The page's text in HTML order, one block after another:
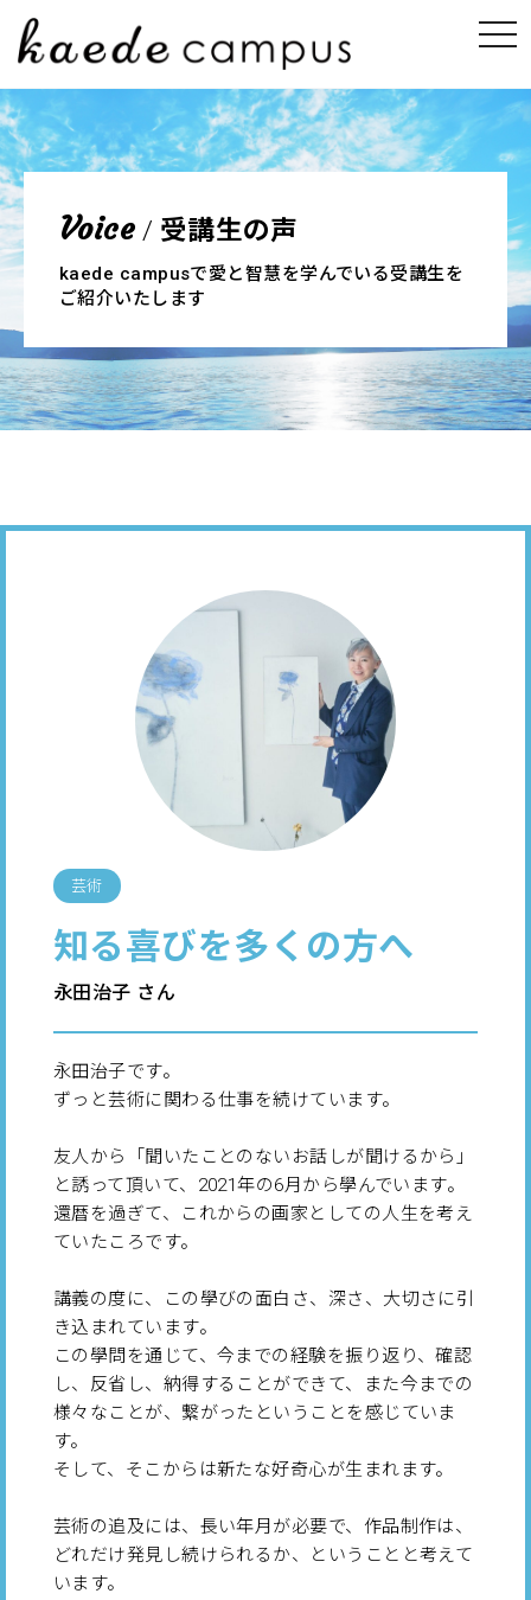
Voice / 受講生の声
kaede campusで愛と智慧を学んでいる受講生を
ご紹介いたします
芸術
知る喜びを多くの方へ
永田治子 さん
永田治子です。
ずっと芸術に関わる仕事を続けています。
友人から「聞いたことのないお話しが聞けるから」
と誘って頂いて、2021年の6月から學んでいます。
還暦を過ぎて、これからの画家としての人生を考え
ていたころです。
講義の度に、この學びの面白さ、深さ、大切さに引
き込まれています。
この學問を通じて、今までの経験を振り返り、確認
し、反省し、納得することができて、また今までの
様々なことが、繋がったということを感じていま
す。
そして、そこからは新たな好奇心が生まれます。
芸術の追及には、長い年月が必要で、作品制作は、
どれだけ発見し続けられるか、ということと考えて
います。